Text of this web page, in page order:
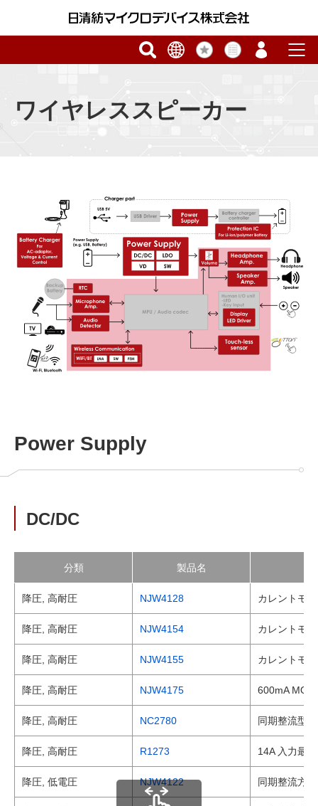
ワイヤレススピーカー
Power Supply
DC/DC
分類 製品名
降圧, 高耐圧 NJW4128 カレントモ
降圧, 高耐圧 NJW4154 カレントモ
降圧, 高耐圧 NJW4155 カレントモ
降圧, 高耐圧 NJW4175 600mA
降圧, 高耐圧 NC2780 同期整流型
降圧, 高耐圧 R1273 14A 入力最
降圧, 低電圧 NJW4122 同期整流方